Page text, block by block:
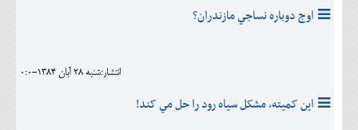
اوج دوباره نساجي مازندران؟
انتشار:شنبه 28 آبان 1384-0:0
اين کميته، مشکل سياه رود را حل مي کند!